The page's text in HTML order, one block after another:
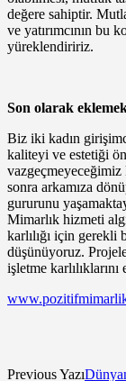
değere sahiptir.
ve yatırımcının bu
yüreklendiririz.
Son olarak
Biz iki kadın
kaliteyi ve estetiği
sonra arkamıza
gururunu
Mimarlık hizmeti
karlılığı için
düşünüyoruz.
işletme
Previous Yazı